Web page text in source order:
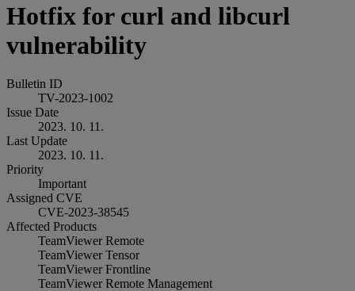
Hotfix for curl and libcurl
vulnerability
Bulletin ID
TV-2023-1002
Issue Date
2023. 10. 11.
Last Update
2023. 10. 11.
Priority
Important
Assigned CVE
CVE-2023-38545
Affected Products
TeamViewer Remote
TeamViewer Tensor
TeamViewer Frontline
TeamViewer Remote Management